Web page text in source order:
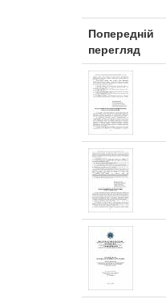
Попередній
перегляд